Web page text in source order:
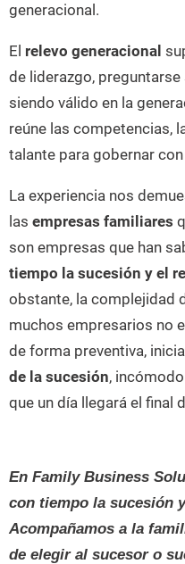
generacional.
El relevo generacional
de liderazgo,
siendo válido en la
reúne las competencias,
talante para gobernar
La experiencia nos
las empresas familiares
son empresas que han
tiempo la sucesión y el
obstante, la complejidad
muchos empresarios no
de forma preventiva,
de la sucesión,
que un día llegará el final
En Family Business
con tiempo la sucesión
Acompañamos a la
de elegir al sucesor o